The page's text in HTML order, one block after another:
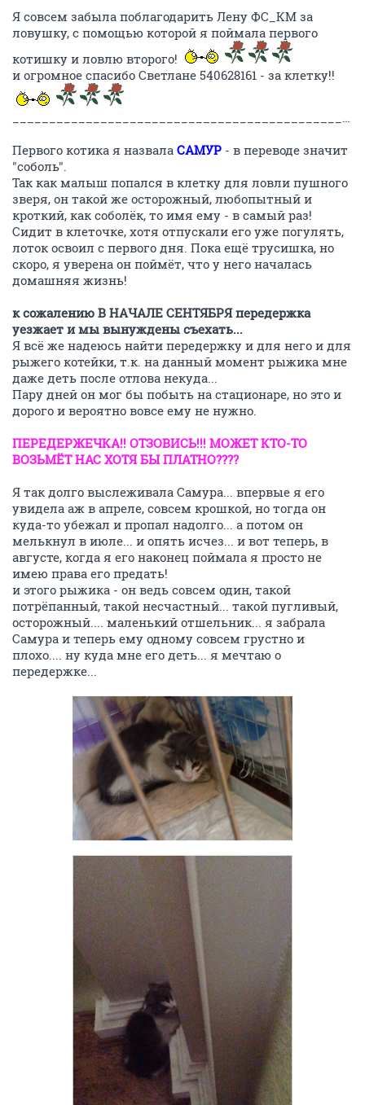
Я совсем забыла поблагодарить Лену ФС_КМ за
ловушку, с помощью которой я поймала первого
котишку и ловлю второго!
и огромное спасибо Светлане 540628161 - за клетку!!
Первого котика я назвала САМУР - в переводе значит
"соболь".
Так как малыш попался в клетку для ловли пушного
зверя, он такой же осторожный, любопытный и
кроткий, как соболёк, то имя ему - в самый раз!
Сидит в клеточке, хотя отпускали его уже погулять,
лоток освоил с первого дня. Пока ещё трусишка, но
скоро, я уверена он поймёт, что у него началась
домашняя жизнь!
к сожалению В НАЧАЛЕ СЕНТЯБРЯ передержка
уезжает и мы вынуждены съехать...
Я всё же надеюсь найти передержку и для него и для
рыжего котейки, т.к. на данный момент рыжика мне
даже деть после отлова некуда...
Пару дней он мог бы побыть на стационаре, но это и
дорого и вероятно вовсе ему не нужно.
ПЕРЕДЕРЖЕЧКА!! ОТЗОВИСЬ!!! МОЖЕТ КТО-ТО
ВОЗЬМЁТ НАС ХОТЯ БЫ ПЛАТНО????
Я так долго выслеживала Самура... впервые я его
увидела аж в апреле, совсем крошкой, но тогда он
куда-то убежал и пропал надолго... а потом он
мелькнул в июле... и опять исчез... и вот теперь, в
августе, когда я его наконец поймала я просто не
имею права его предать!
и этого рыжика - он ведь совсем один, такой
потрёпанный, такой несчастный... такой пугливый,
осторожный.... маленький отшельник... я забрала
Самура и теперь ему одному совсем грустно и
плохо.... ну куда мне его деть... я мечтаю о
передержке...